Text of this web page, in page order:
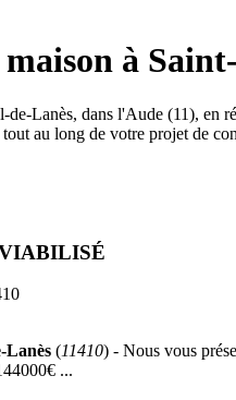
à
Lanès, dans l'Aude (11), en
au long de votre projet de
Lanès (11410) - Nous vous
...